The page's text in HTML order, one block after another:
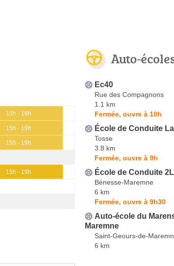
15h - 19h
15h - 19h
15h - 19h
15h - 19h
Auto-
Ec40
Rue des Compagnons
1.1 km
Fermée, ouvre à 10h
École de Conduite
Tosse
3.8 km
Fermée, ouvre à 9h
École de Conduite 2L
Bénesse-Maremne
6 km
Fermée, ouvre à 9h30
Auto-école du
Maremne
Saint-Geours-de-
6 km